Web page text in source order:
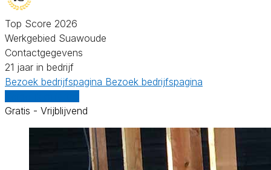
Top Score 2026
Werkgebied Suawoude
Contactgegevens
21 jaar in bedrijf
Bezoek bedrijfspagina Bezoek bedrijfspagina
Gratis - Vrijblijvend